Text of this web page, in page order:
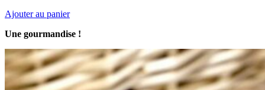
Ajouter au panier
Une gourmandise !